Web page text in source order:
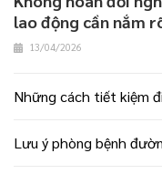
lao động cần nắm
13/04/2026
Những cách tiết kiệm
Lưu ý phòng bệnh